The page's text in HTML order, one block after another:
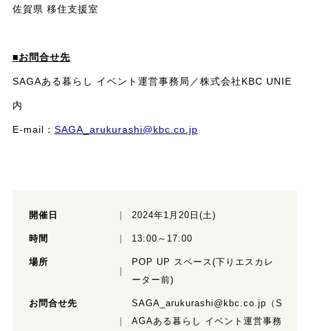
佐賀県 移住支援室
■お問合せ先
SAGAある暮らし イベント運営事務局／株式会社KBC UNIE
内
E-mail： SAGA_arukurashi@kbc.co.jp
開催日 2024年1月20日(土)
時間 13:00～17:00
場所
POP UP スペース(下りエスカレ
ーター前)
お問合せ先
SAGA_arukurashi@kbc.co.jp（S
AGAある暮らし イベント運営事務